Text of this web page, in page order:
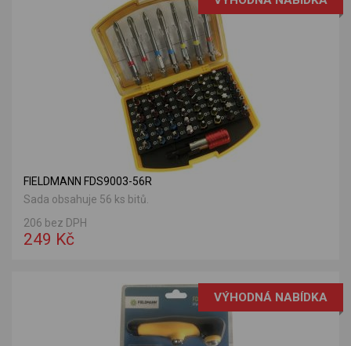
FIELDMANN FDS9003-56R
Sada obsahuje 56 ks bitů.
206 bez DPH
249 Kč
VÝHODNÁ NABÍDKA